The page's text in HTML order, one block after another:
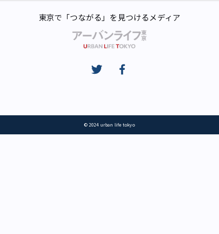
東京で「つながる」を見つけるメディア
© 2024 urban life tokyo